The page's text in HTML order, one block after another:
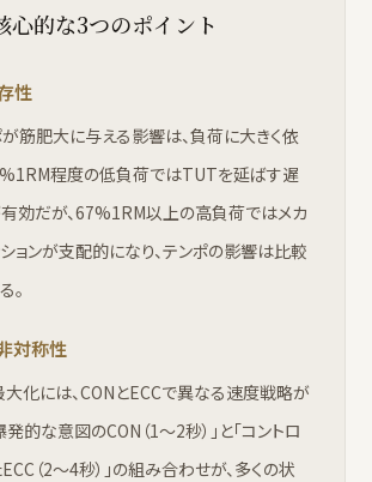
心的な3つのポイント
性
筋肥大に与える影響は、負荷に大きく依
程度の低負荷ではTUTを延ばす遅
効だが、67%1RM以上の高負荷ではメカ
ョンが支配的になり、テンポの影響は比較
。
対称性
化には、CONとECCで異なる速度戦略が
発的な意図のCON（1〜2秒）」と「コントロ
（2〜4秒）」の組み合わせが、多くの状